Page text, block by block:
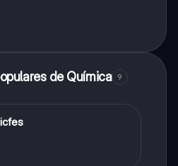
de Química 9